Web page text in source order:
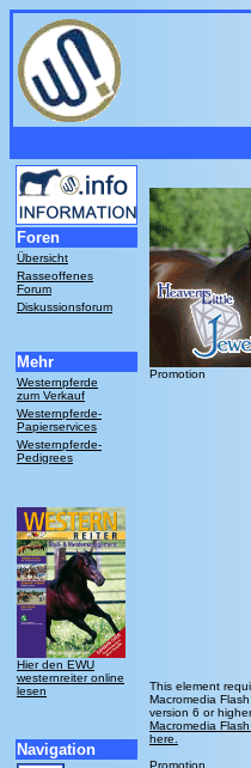
Foren
Übersicht
Rasseoffenes
Forum
Diskussionsforum
Mehr
Westernpferde
zum Verkauf
Westernpferde-
Papierservices
Westernpferde-
Pedigrees
Hier den EWU
westernreiter online
lesen
Navigation
Promotion
This element
Macromedia
version 6 or
Macromedia
here.
Promotion